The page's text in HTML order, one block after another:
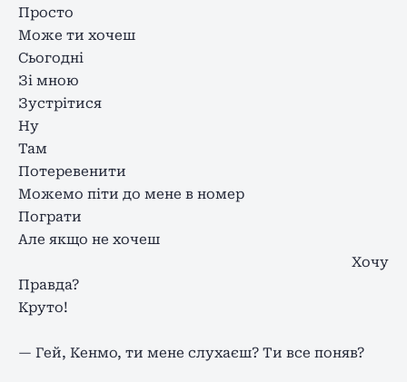
Просто
Може ти хочеш
Сьогодні
Зі мною
Зустрітися
Ну
Там
Потеревенити
Можемо піти до мене в номер
Пограти
Але якщо не хочеш
Хочу
Правда?
Круто!
— Гей, Кенмо, ти мене слухаєш? Ти все поняв?